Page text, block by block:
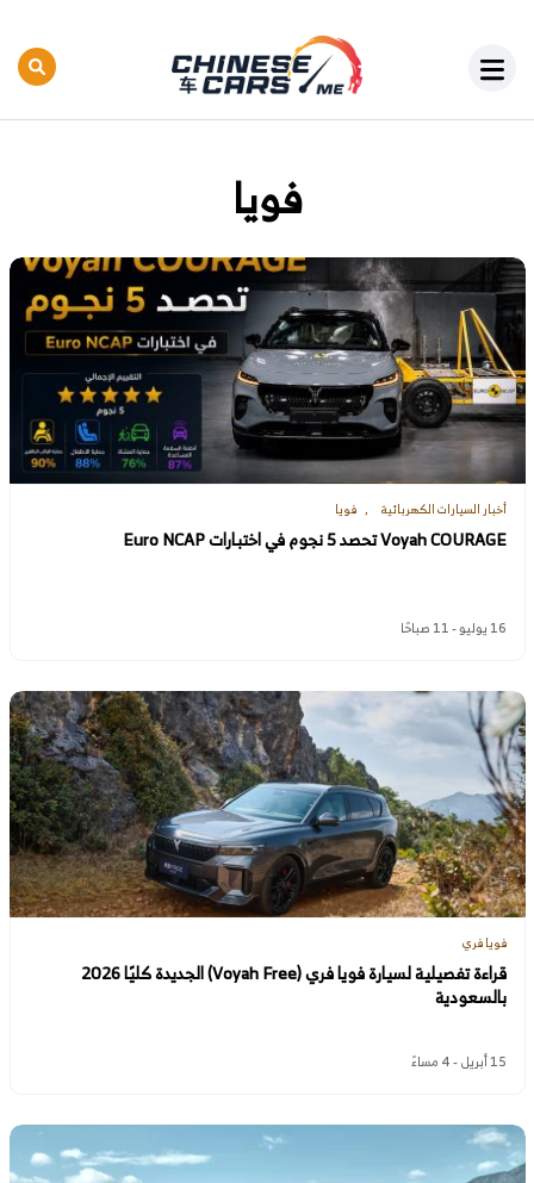
فويا
أخبار السيارات الكهربائية فويا
Voyah COURAGE تحصد 5 نجوم في اختبارات Euro NCAP
16 يوليو - 11 صباحًا
فويا فري
قراءة تفصيلية لسيارة فويا فري (Voyah Free) الجديدة كليًا 2026
بالسعودية
15 أبريل - 4 مساءً